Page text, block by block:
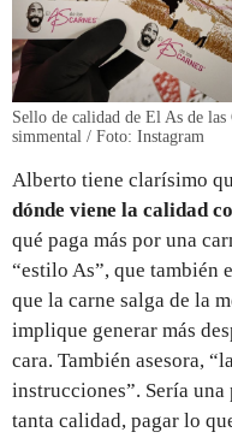
Sello de calidad de El As de
simmental / Foto: Instagram
Alberto tiene clarísimo
dónde viene la calidad
qué paga más por una
“estilo As”, que también
que la carne salga de la
implique generar más
cara. También asesora,
instrucciones”. Sería
tanta calidad, pagar lo